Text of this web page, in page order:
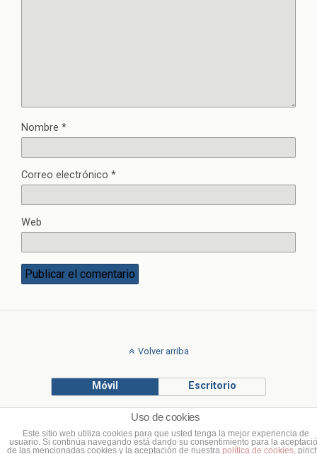
Nombre *
Correo electrónico *
Web
Volver arriba
Móvil Escritorio
© Francisco Ponce Carrasco
Uso de cookies
Este sitio web utiliza cookies para que usted tenga la mejor experiencia de
usuario. Si continúa navegando está dando su consentimiento para la
de las mencionadas cookies y la aceptación de nuestra política de cookies ,